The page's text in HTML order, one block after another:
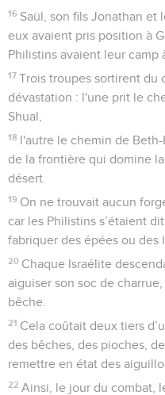
16 Saül, son fils Jonathan et
eux avaient pris position à
Philistins avaient leur camp
17 Trois troupes sortirent du
dévastation : l'une prit le
Shual,
18 l'autre le chemin de
de la frontière qui domine
désert.
19 On ne trouvait aucun
car les Philistins s’étaient
fabriquer des épées ou des
20 Chaque Israélite
aiguiser son soc de
bêche.
21 Cela coûtait deux tiers
des bêches, des pioches,
remettre en état des
22 Ainsi, le jour du combat,